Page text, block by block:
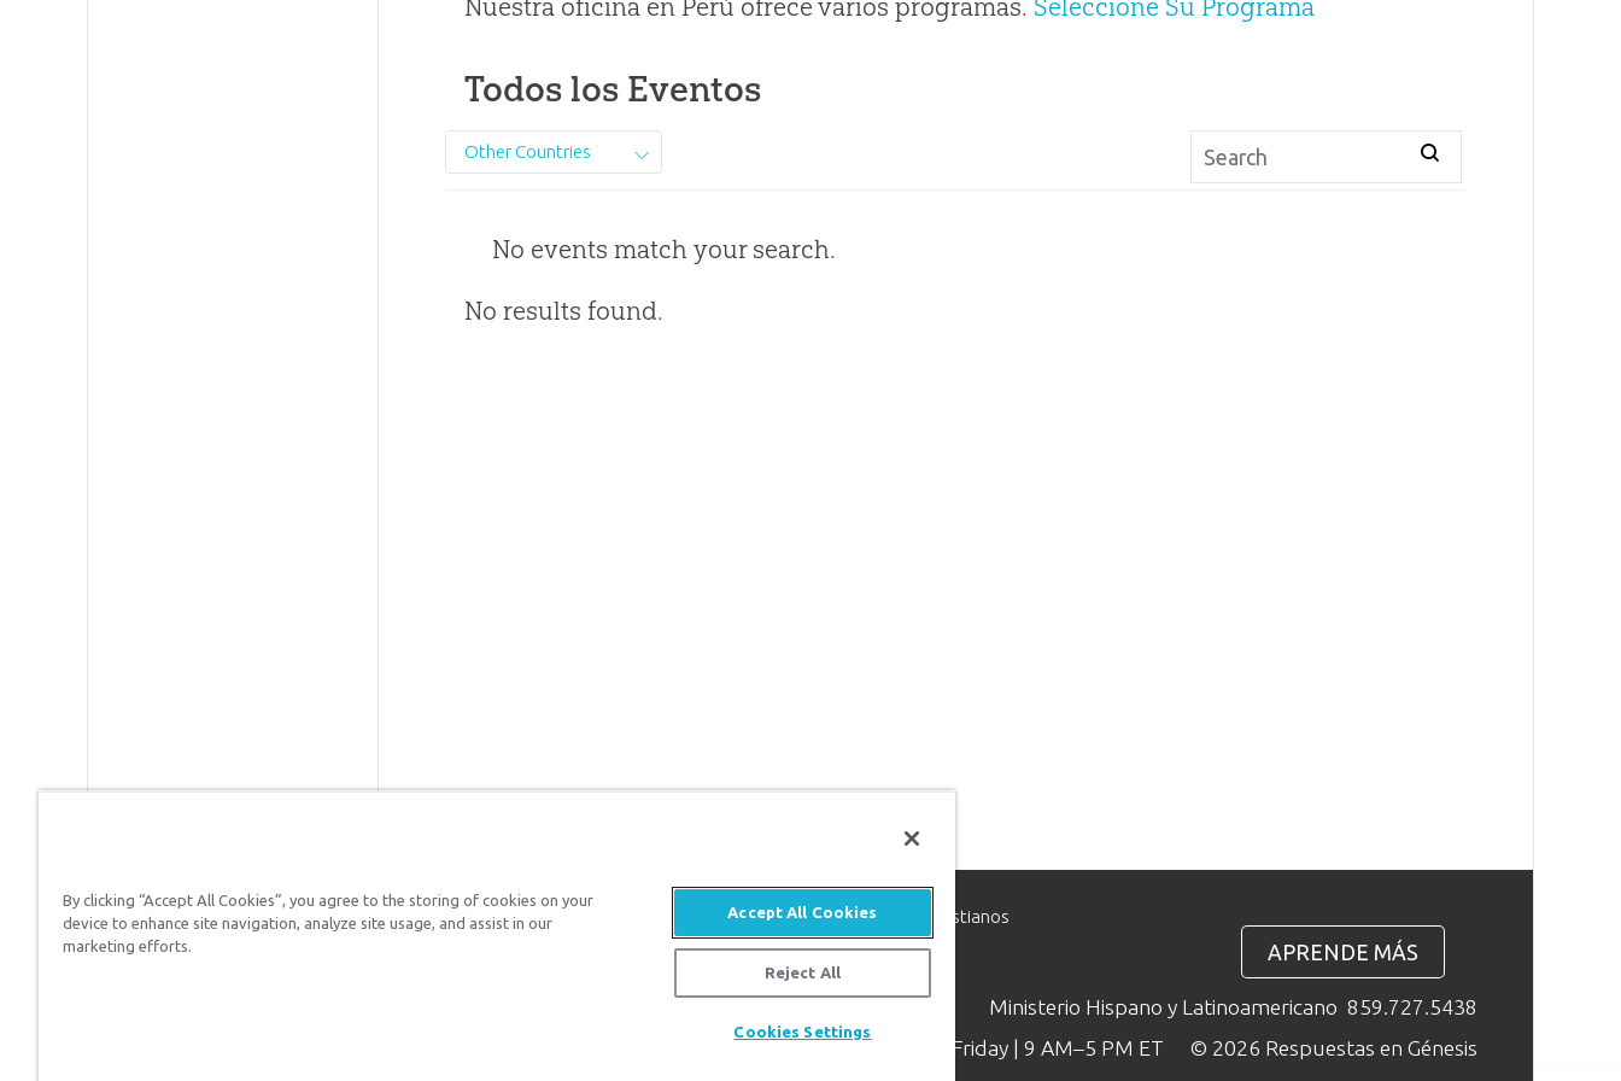
Nuestra oficina en Perú ofrece varios programas. Seleccione Su Programa
Todos los Eventos
Other Countries
No events match your search.
No results found.
Respuestas en Génesis es un ministerio de apologética, dedicado a ayudar a los cristianos
defender su fe y proclamar el evangelio de Jesucristo.
APRENDE MÁS
Ministerio Hispano y Latinoamericano 859.727.5438
Available Monday–Friday | 9 AM–5 PM ET
© 2026 Respuestas en Génesis
By clicking “Accept All Cookies”, you agree to the storing of cookies on your
device to enhance site navigation, analyze site usage, and assist in our
marketing efforts.
Accept All Cookies
Reject All
Cookies Settings